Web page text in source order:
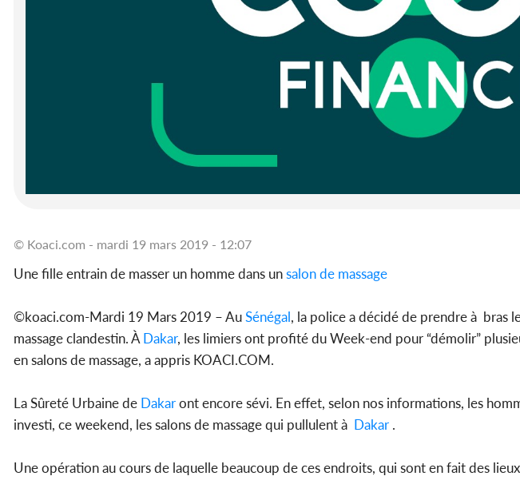
© Koaci.com - mardi 19 mars 2019 - 12:07
Une fille entrain de masser un homme dans unsalon de massage
©koaci.com-Mardi 19 Mars 2019 – AuSénégal, la police a décidé de prendre à bras
massage clandestin. ÀDakar, les limiers ont profité du Week-end pour “démolir”
en salons de massage, a appris KOACI.COM.
La Sûreté Urbaine de Dakaront encore sévi. En effet, selon nos informations, les
investi, ce weekend, les salons de massage qui pullulent à Dakar .
Une opération au cours de laquelle beaucoup de ces endroits, qui sont en fait des